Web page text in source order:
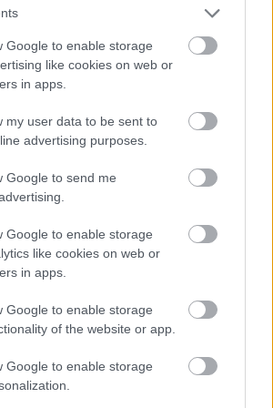
Google to enable storage
like cookies on web or
in apps.
my user data to be sent to
advertising purposes.
Google to send me
Google to enable storage
like cookies on web or
in apps.
Google to enable storage
of the website or app.
Google to enable storage
2025-ös tavasz-nyári férfiruha-
mesterkurzus az olasz
Dolce és Stefano Gabbanaaz
azaz "Olasz szépség"
-nek
az
olasz kézműves
a hamisítatlan itáliai szenvedélyt, a
magabiztos és
látványos fashion show-jának
ingek adták.
szabott ingeket vitt kifutóra,
magas derekú nadrágokkal és
harmonizáló cipőkkel társított
teljes kollekció alaphangja a
elegancián